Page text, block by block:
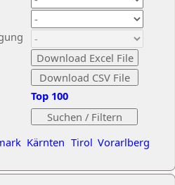
Kärnten Tirol Vorarlberg
Top 100